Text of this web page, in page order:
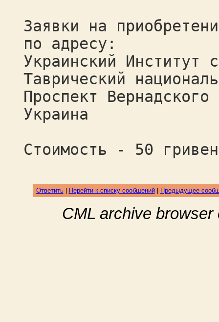
Заявки на
по адресу:
Украинский Институт
Таврический
Проспект
Украина
Стоимость - 50
Ответить| Перейти к списку сообщений| Предыдущее
CML archive